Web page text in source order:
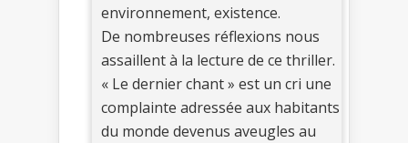
environnement, existence.
De nombreuses réflexions nous
assaillent à la lecture de ce thriller.
« Le dernier chant » est un cri une
complainte adressée aux habitants
du monde devenus aveugles au